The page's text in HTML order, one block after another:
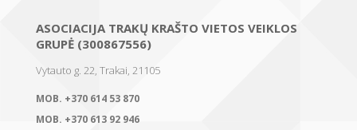
ASOCIACIJA TRAKŲ KRAŠTO VIETOS VEIKLOS
GRUPĖ (300867556)
Vytauto g. 22, Trakai, 21105
MOB. +370 614 53 870
MOB. +370 613 92 946